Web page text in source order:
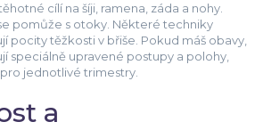
cílí na šíji, ramena, záda a nohy.
pomůže s otoky. Některé techniky
pocity těžkosti v břiše. Pokud máš obavy,
speciálně upravené postupy a polohy,
jednotlivé trimestry.
a